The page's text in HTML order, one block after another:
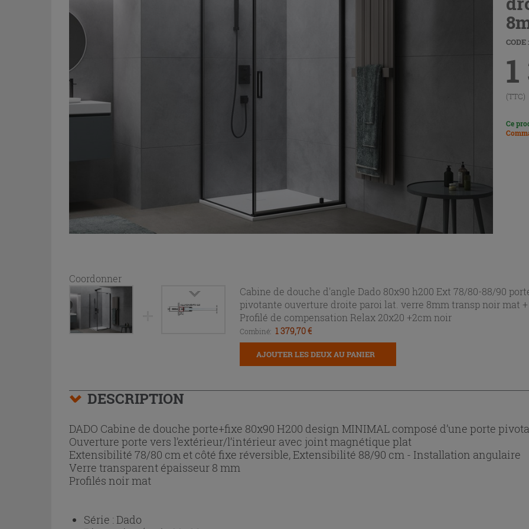
CODE
(TTC)
Ce
Coordonner
Cabine de douche d'angle Dado 80x90 h200 Ext 78/80-88/90
pivotante ouverture droite paroi lat. verre 8mm transp noir mat +
Profilé de compensation Relax 20x20 +2cm noir
Combiné: 1 379,70 €
AJOUTER LES DEUX AU PANIER
DESCRIPTION
DADO Cabine de douche porte+fixe 80x90 H200 design MINIMAL composé d’une porte
Ouverture porte vers l’extérieur/l’intérieur avec joint magnétique plat
Extensibilité 78/80 cm et côté fixe réversible, Extensibilité 88/90 cm - Installation angulaire
Verre transparent épaisseur 8 mm
Profilés noir mat
Série :Dado